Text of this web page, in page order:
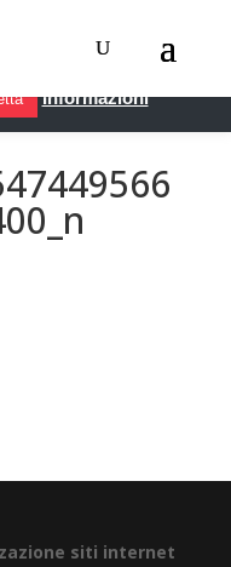
siti internet
servizi ed esperienza
consideriamo
Informazioni